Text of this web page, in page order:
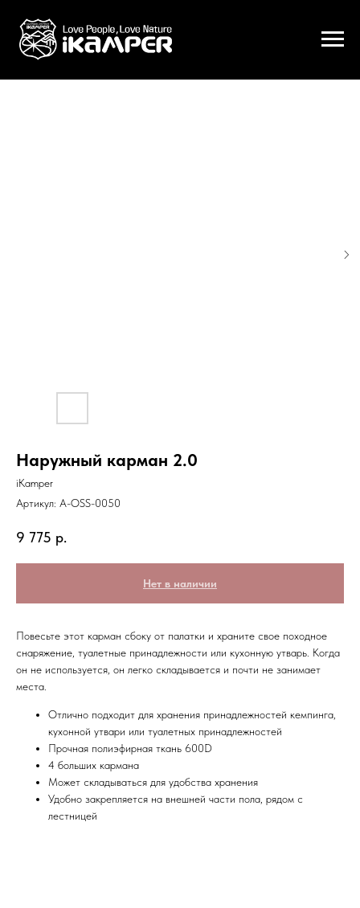
Наружный карман 2.0
iKamper
Артикул: A-OSS-0050
9 775 р.
Нет в наличии
Повесьте этот карман сбоку от палатки и храните свое походное
снаряжение, туалетные принадлежности или кухонную утварь. Когда
он не используется, он легко складывается и почти не занимает
места.
Отлично подходит для хранения принадлежностей кемпинга,
кухонной утвари или туалетных принадлежностей
Прочная полиэфирная ткань 600D
4 больших кармана
Может складываться для удобства хранения
Удобно закрепляется на внешней части пола, рядом с
лестницей